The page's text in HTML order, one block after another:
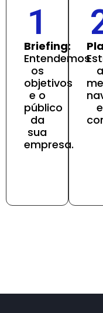
1
Briefing:
Entendemos
os
objetivos
e o
público
da
sua
empresa.
a
e